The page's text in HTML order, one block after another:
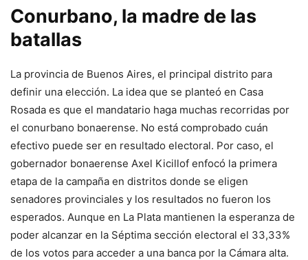
Conurbano, la madre de las
batallas
La provincia de Buenos Aires, el principal distrito para
definir una elección. La idea que se planteó en Casa
Rosada es que el mandatario haga muchas recorridas por
el conurbano bonaerense. No está comprobado cuán
efectivo puede ser en resultado electoral. Por caso, el
gobernador bonaerense Axel Kicillof enfocó la primera
etapa de la campaña en distritos donde se eligen
senadores provinciales y los resultados no fueron los
esperados. Aunque en La Plata mantienen la esperanza de
poder alcanzar en la Séptima sección electoral el 33,33%
de los votos para acceder a una banca por la Cámara alta.